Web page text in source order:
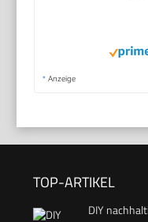
* Anzeige
TOP-ARTIKEL
DIY